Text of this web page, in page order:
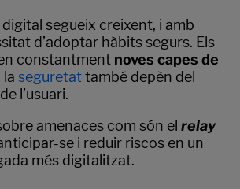
digital segueix creixent, i amb
d’adoptar hàbits segurs. Els
constantment noves capes de
la seguretattambé depèn del
l’usuari.
amenaces com són el relay
se i reduir riscos en un
més digitalitzat.